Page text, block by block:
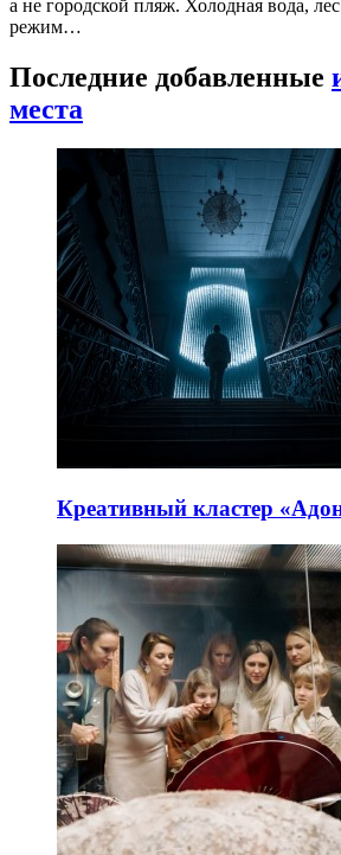
а не городской пляж. Холодная вода,
режим…
Последние добавленные
места
Креативный кластер